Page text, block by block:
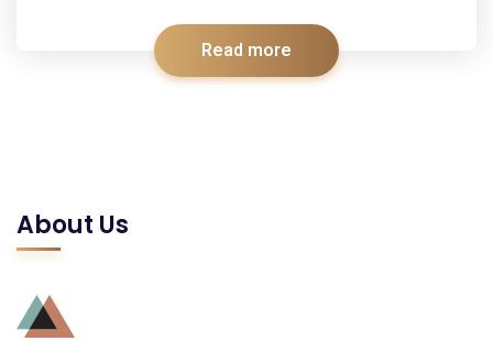
Read more
About Us